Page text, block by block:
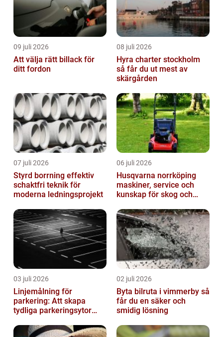
09 juli 2026
Att välja rätt billack för
ditt fordon
08 juli 2026
Hyra charter stockholm
så får du ut mest av
skärgården
07 juli 2026
Styrd borrning effektiv
schaktfri teknik för
moderna ledningsprojekt
06 juli 2026
Husqvarna norrköping
maskiner, service och
kunskap för skog och
03 juli 2026
Linjemålning för
parkering: Att skapa
tydliga parkeringsytor
parkeringslinjer
02 juli 2026
Byta bilruta i vimmerby så
får du en säker och
smidig lösning